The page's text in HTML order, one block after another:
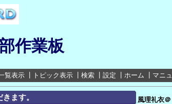
作業板
覧表示 トピック表示 検索 設定 ホーム マニ
ます。 風理礼衣